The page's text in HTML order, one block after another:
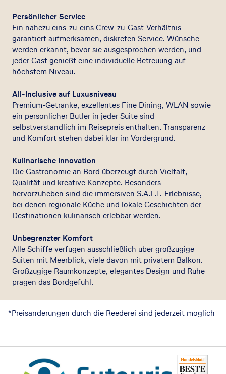
Persönlicher Service
Ein nahezu eins-zu-eins Crew-zu-Gast-Verhältnis
garantiert aufmerksamen, diskreten Service. Wünsche
werden erkannt, bevor sie ausgesprochen werden, und
jeder Gast genießt eine individuelle Betreuung auf
höchstem Niveau.
All-Inclusive auf Luxusniveau
Premium-Getränke, exzellentes Fine Dining, WLAN sowie
ein persönlicher Butler in jeder Suite sind
selbstverständlich im Reisepreis enthalten. Transparenz
und Komfort stehen dabei klar im Vordergrund.
Kulinarische Innovation
Die Gastronomie an Bord überzeugt durch Vielfalt,
Qualität und kreative Konzepte. Besonders
hervorzuheben sind die immersiven S.A.L.T.-Erlebnisse,
bei denen regionale Küche und lokale Geschichten der
Destinationen kulinarisch erlebbar werden.
Unbegrenzter Komfort
Alle Schiffe verfügen ausschließlich über großzügige
Suiten mit Meerblick, viele davon mit privatem Balkon.
Großzügige Raumkonzepte, elegantes Design und Ruhe
prägen das Bordgefühl.
*Preisänderungen durch die Reederei sind jederzeit möglich